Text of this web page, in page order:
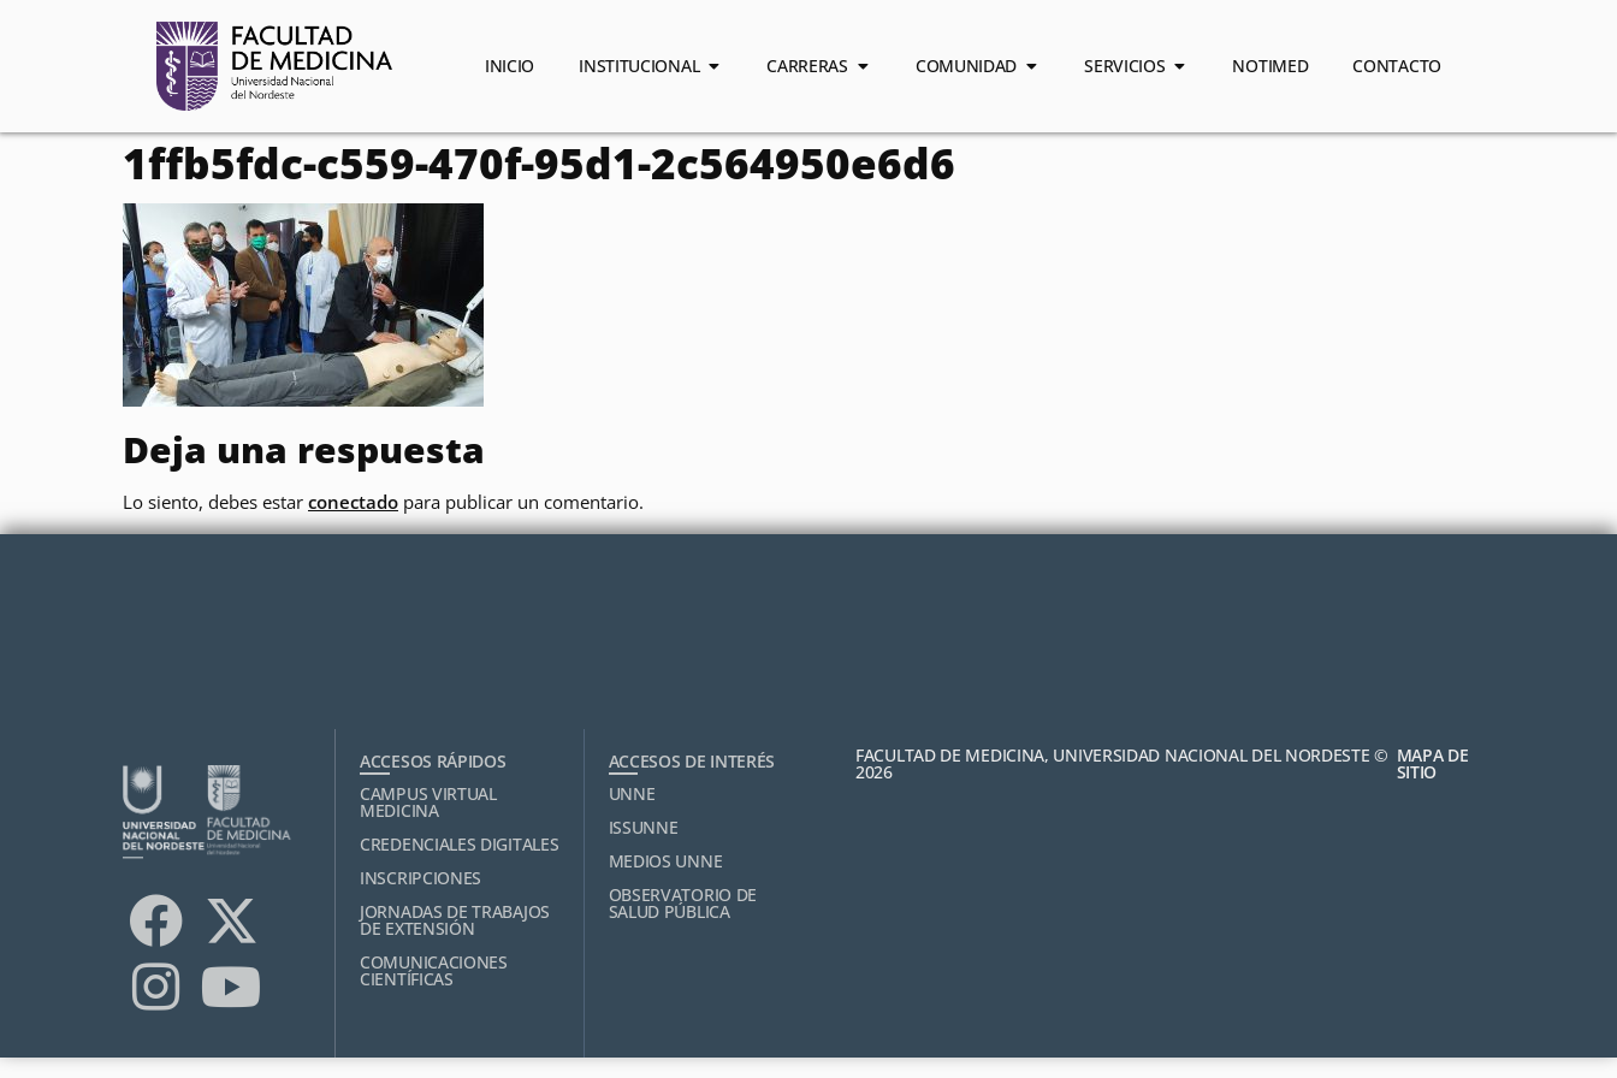
INICIO INSTITUCIONAL CARRERAS COMUNIDAD SERVICIOS NOTIMED CONTACTO
1ffb5fdc-c559-470f-95d1-2c564950e6d6
Deja una respuesta
Lo siento, debes estar conectado para publicar un comentario.
ACCESOS RÁPIDOS
CAMPUS VIRTUAL
MEDICINA
CREDENCIALES DIGITALES
INSCRIPCIONES
JORNADAS DE TRABAJOS
DE EXTENSIÓN
COMUNICACIONES
CIENTÍFICAS
ACCESOS DE INTERÉS
UNNE
ISSUNNE
MEDIOS UNNE
OBSERVATORIO DE
SALUD PÚBLICA
FACULTAD DE MEDICINA, UNIVERSIDAD NACIONAL DEL NORDESTE ©
2026
MAPA DE
SITIO